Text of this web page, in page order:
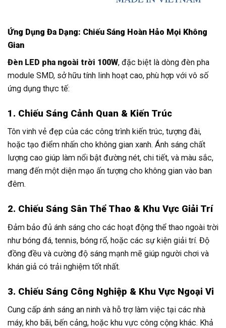
Ứng Dụng Đa Dạng: Chiếu Sáng Hoàn Hảo Mọi Không
Gian
Đèn LED pha ngoài trời 100W, đặc biệt là dòng đèn pha
module SMD, sở hữu tính linh hoạt cao, phù hợp với vô số
ứng dụng thực tế:
1. Chiếu Sáng Cảnh Quan & Kiến Trúc
Tôn vinh vẻ đẹp của các công trình kiến trúc, tượng đài,
hoặc tạo điểm nhấn cho không gian xanh. Ánh sáng chất
lượng cao giúp làm nổi bật đường nét, chi tiết, và màu sắc,
mang đến một diện mạo ấn tượng cho không gian vào ban
đêm.
2. Chiếu Sáng Sân Thể Thao & Khu Vực Giải Trí
Đảm bảo đủ ánh sáng cho các hoạt động thể thao ngoài trời
như bóng đá, tennis, bóng rổ, hoặc các sự kiện giải trí. Độ
đồng đều và cường độ sáng mạnh mẽ giúp người chơi và
khán giả có trải nghiệm tốt nhất.
3. Chiếu Sáng Công Nghiệp & Khu Vực Ngoại Vi
Cung cấp ánh sáng an ninh và hỗ trợ làm việc tại các nhà
máy, kho bãi, bến cảng, hoặc khu vực công cộng khác. Khả